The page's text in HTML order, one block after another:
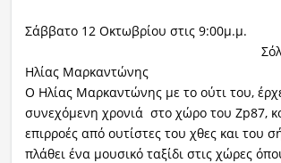
Σάββατο 12 Οκτωβρίου
Σόλο
Ηλίας Μαρκαντώνης
Ο Ηλίας Μαρκαντώνης με το ούτι του,
συνεχόμενη χρονιά στο χώρο του Zp87,
επιρροές από ουτίστες του χθες και του
πλάθει ένα μουσικό ταξίδι στις χώρες